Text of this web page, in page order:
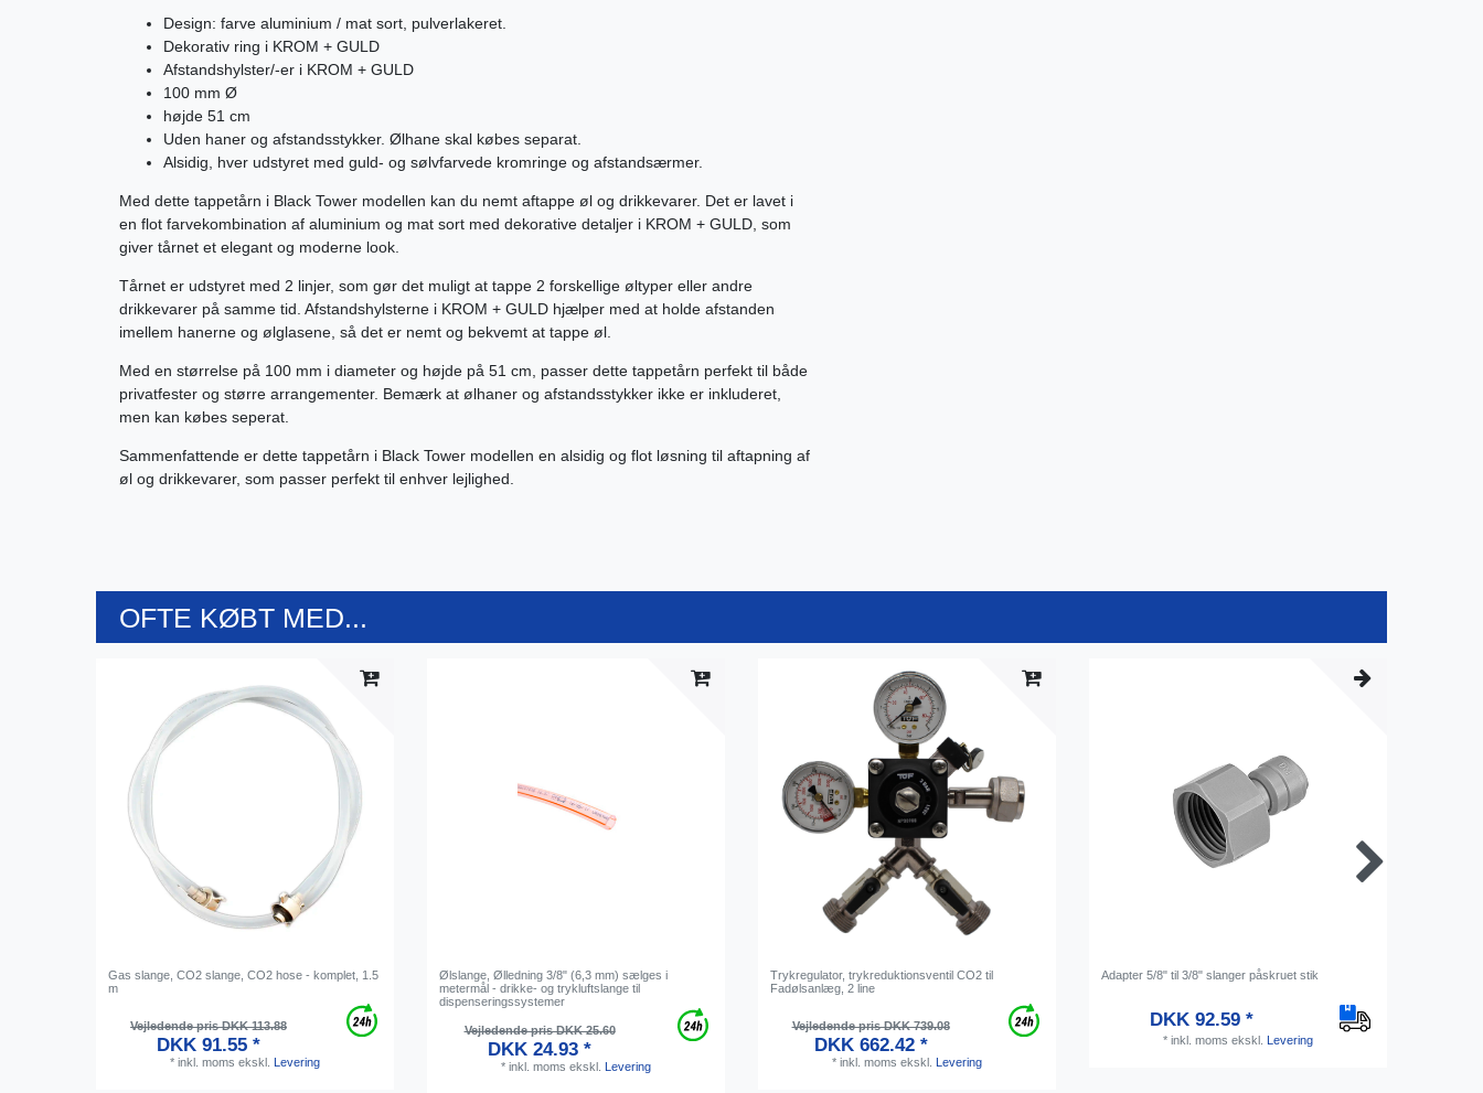
Design: farve aluminium / mat sort, pulverlakeret.
Dekorativ ring i KROM + GULD
Afstandshylster/-er i KROM + GULD
100 mm Ø
højde 51 cm
Uden haner og afstandsstykker. Ølhane skal købes separat.
Alsidig, hver udstyret med guld- og sølvfarvede kromringe og afstandsærmer.
Med dette tappetårn i Black Tower modellen kan du nemt aftappe øl og drikkevarer. Det er lavet i
en flot farvekombination af aluminium og mat sort med dekorative detaljer i KROM + GULD, som
giver tårnet et elegant og moderne look.
Tårnet er udstyret med 2 linjer, som gør det muligt at tappe 2 forskellige øltyper eller andre
drikkevarer på samme tid. Afstandshylsterne i KROM + GULD hjælper med at holde afstanden
imellem hanerne og ølglasene, så det er nemt og bekvemt at tappe øl.
Med en størrelse på 100 mm i diameter og højde på 51 cm, passer dette tappetårn perfekt til både
privatfester og større arrangementer. Bemærk at ølhaner og afstandsstykker ikke er inkluderet,
men kan købes seperat.
Sammenfattende er dette tappetårn i Black Tower modellen en alsidig og flot løsning til aftapning af
øl og drikkevarer, som passer perfekt til enhver lejlighed.
OFTE KØBT MED...
Gas slange, CO2 slange, CO2 hose - komplet, 1.5
m
Vejledende pris DKK 113.88
DKK 91.55 *
* inkl. moms ekskl. Levering
Ølslange, Ølledning 3/8" (6,3 mm) sælges i
metermål - drikke- og trykluftslange til
dispenseringssystemer
Vejledende pris DKK 25.60
DKK 24.93 *
* inkl. moms ekskl. Levering
Trykregulator, trykreduktionsventil CO2 til
Fadølsanlæg, 2 line
Vejledende pris DKK 739.08
DKK 662.42 *
* inkl. moms ekskl. Levering
Adapter 5/8" til 3/8" slanger påskruet stik
DKK 92.59 *
* inkl. moms ekskl. Levering